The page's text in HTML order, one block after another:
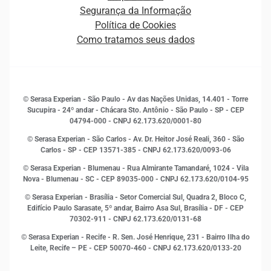
Empreendedorismo
Estudos e Pesquisas
Inovação e Tecnologia
Leis e impostos
Marketing
Open Finance
Proteção de Dados
Sustentabilidade Corporativa
Sala de Imprensa
Segurança da Informação
Política de Cookies
Como tratamos seus dados
© Serasa Experian - São Paulo - Av das Nações Unidas, 14.401 - Torre
Sucupira - 24º andar - Chácara Sto. Antônio - São Paulo - SP - CEP
04794-000 - CNPJ 62.173.620/0001-80
© Serasa Experian - São Carlos - Av. Dr. Heitor José Reali, 360 - São
Carlos - SP - CEP 13571-385 - CNPJ 62.173.620/0093-06
© Serasa Experian - Blumenau - Rua Almirante Tamandaré, 1024 - Vila
Nova - Blumenau - SC - CEP 89035-000 - CNPJ 62.173.620/0104-95
© Serasa Experian - Brasília - Setor Comercial Sul, Quadra 2, Bloco C,
Edifício Paulo Sarasate, 5º andar, Bairro Asa Sul, Brasília - DF - CEP
70302-911 - CNPJ 62.173.620/0131-68
© Serasa Experian - Recife - R. Sen. José Henrique, 231 - Bairro Ilha do
Leite, Recife – PE - CEP 50070-460 - CNPJ 62.173.620/0133-20